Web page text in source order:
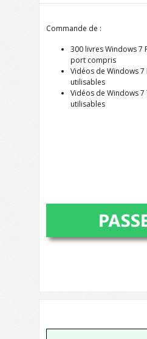
Commande de :
300 livres Windows 7
port compris
Vidéos de Windows
utilisables
Vidéos de Windows
utilisables